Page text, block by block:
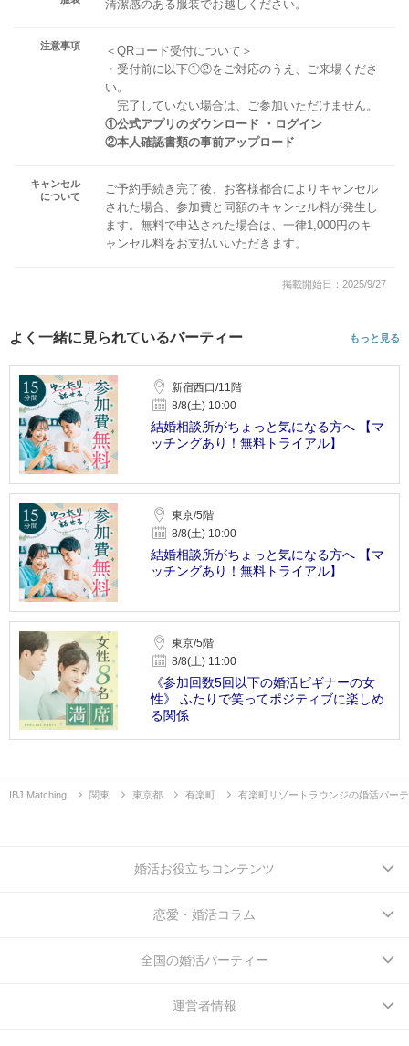
清潔感のある服装でお越しください。
注意事項
＜QRコード受付について＞
・受付前に以下①②をご対応のうえ、ご来場くださ
い。
完了していない場合は、ご参加いただけません。
①公式アプリのダウンロード ・ログイン
②本人確認書類の事前アップロード
キャンセル
について
ご予約手続き完了後、お客様都合によりキャンセル
された場合、参加費と同額のキャンセル料が発生し
ます。無料で申込された場合は、一律1,000円のキ
ャンセル料をお支払いいただきます。
掲載開始日：2025/9/27
よく一緒に見られているパーティー もっと見る
新宿西口/11階
8/8(土) 10:00
結婚相談所がちょっと気になる方へ 【マ
ッチングあり！無料トライアル】
東京/5階
8/8(土) 10:00
結婚相談所がちょっと気になる方へ 【マ
ッチングあり！無料トライアル】
東京/5階
8/8(土) 11:00
《参加回数5回以下の婚活ビギナーの女
性》 ふたりで笑ってポジティブに楽しめ
る関係
IBJ Matching 関東 東京都 有楽町 有楽町リゾートラウンジの婚活パー
婚活お役立ちコンテンツ
恋愛・婚活コラム
全国の婚活パーティー
運営者情報